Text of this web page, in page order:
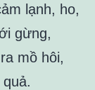
lạnh, ho,
gừng,
mồ hôi,